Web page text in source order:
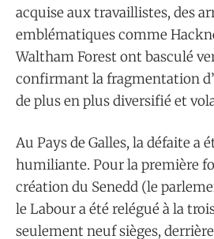
acquise aux travaillistes, des
emblématiques comme
Waltham Forest ont basculé
confirmant la fragmentation
de plus en plus diversifié et
Au Pays de Galles, la défaite a
humiliante. Pour la première
création du Senedd (le
le Labour a été relégué à la
seulement neuf sièges,